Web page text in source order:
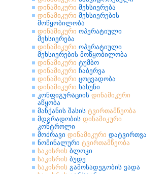
დინამიკური მეხსიერება
დინამიკური მეხსიერების
მოწყობილობა
დინამიკური ოპერატიული
მეხსიერება
დინამიკური ოპერატიული
მეხსიერების მოწყობილობა
დინამიკური ტუმბო
დინამიკური ჩაბერვა
დინამიკური ცოცვადობა
დინამიკური ხახუნი
კონფიგურაციის დინამიკური
აწყობა
მანქანის შასის ტვირთამწეობა
მდგრადობის დინამიკური
კონტროლი
მოძრავი დინამიკური დატვირთვა
ნომინალური ტვირთამწეობა
საკისრის ბლოკი
საკისრის ბუდე
საკისრის გამოსადეგობის ვადა